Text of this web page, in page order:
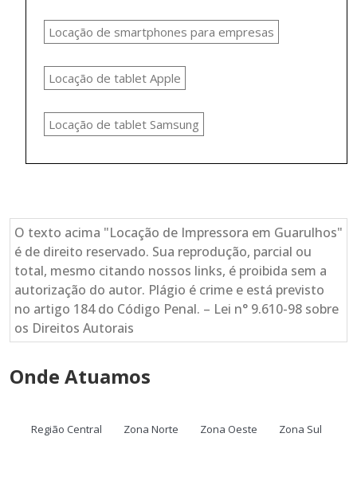
Locação de smartphones para empresas
Locação de tablet Apple
Locação de tablet Samsung
O texto acima "Locação de Impressora em Guarulhos"
é de direito reservado. Sua reprodução, parcial ou
total, mesmo citando nossos links, é proibida sem a
autorização do autor. Plágio é crime e está previsto
no artigo 184 do Código Penal. – Lei n° 9.610-98 sobre
os Direitos Autorais
Onde Atuamos
Região Central Zona Norte Zona Oeste Zona Sul